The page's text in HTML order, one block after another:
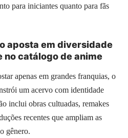
para iniciantes quanto para fãs
aposta em diversidade
no catálogo de anime
apenas em grandes franquias, o
um acervo com identidade
inclui obras cultuadas, remakes
recentes que ampliam as
gênero.